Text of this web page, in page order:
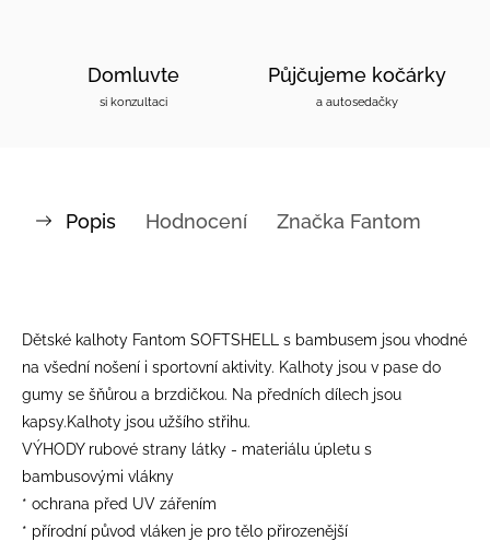
Domluvte
si konzultaci
Půjčujeme kočárky
a autosedačky
Popis Hodnocení Značka Fantom
Dětské kalhoty Fantom SOFTSHELL s bambusem jsou vhodné
na všední nošení i sportovní aktivity. Kalhoty jsou v pase do
gumy se šňůrou a brzdičkou. Na předních dílech jsou
kapsy.Kalhoty jsou užšího střihu.
VÝHODY rubové strany látky - materiálu úpletu s
bambusovými vlákny
* ochrana před UV zářením
* přírodní původ vláken je pro tělo přirozenější